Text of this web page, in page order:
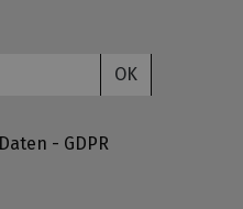
OK
- GDPR